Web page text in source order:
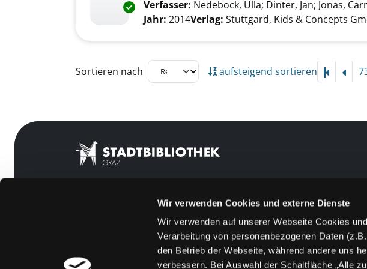
Wir verwenden Cookies und externe Dienste
Wir verwenden auf unserer Webseite Cookies
Verarbeitung von personenbezogenen Daten
den Betrieb der Webseite, während andere uns
verbessern. Bei Auswahl der Schaltfläche „Alle
Exemplar-Details von Die Suche nach Kleiner Donner
Verfasser: Nedebock, Ulla; Dinter, Jan; Jonas,
Jahr: 2014Verlag: Stuttgard, Kids & Concepts
Zu den Suchfiltern springen
Sortieren nach aufsteigend sortieren
Feedback
Kontakt
Über uns